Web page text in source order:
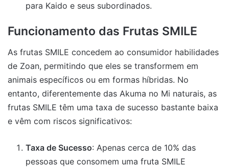
para Kaido e seus subordinados.
Funcionamento das Frutas SMILE
As frutas SMILE concedem ao consumidor habilidades
de Zoan, permitindo que eles se transformem em
animais específicos ou em formas híbridas. No
entanto, diferentemente das Akuma no Mi naturais, as
frutas SMILE têm uma taxa de sucesso bastante baixa
e vêm com riscos significativos:
Taxa de Sucesso: Apenas cerca de 10% das
pessoas que consomem uma fruta SMILE